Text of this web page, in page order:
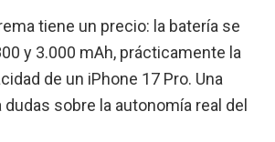
tiene un precio: la batería se
y 3.000 mAh, prácticamente la
de un iPhone 17 Pro. Una
sobre la autonomía real del